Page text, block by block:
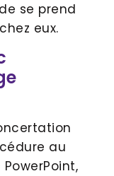
se prend
eux.
au